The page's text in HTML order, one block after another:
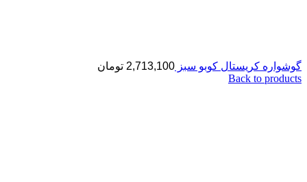
گوشواره کریستال کوبو سبز 2,713,100 تومان
Back to products